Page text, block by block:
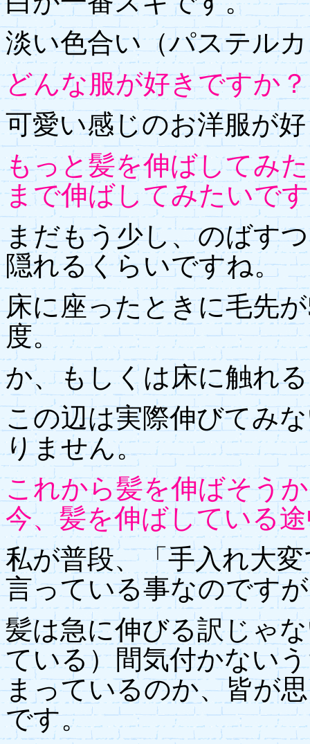
淡い色合い（パステル
どんな服が好きですか？
可愛い感じのお洋服が
もっと髪を伸ばしてみ
まで伸ばしてみたいで
まだもう少し、のばす
隠れるくらいですね。
床に座ったときに毛先
度。
か、もしくは床に触れ
この辺は実際伸びてみ
りません。
これから髪を伸ばそう
今、髪を伸ばしている
私が普段、「手入れ大
言っている事なのです
髪は急に伸びる訳じゃ
ている）間気付かない
まっているのか、皆が
です。